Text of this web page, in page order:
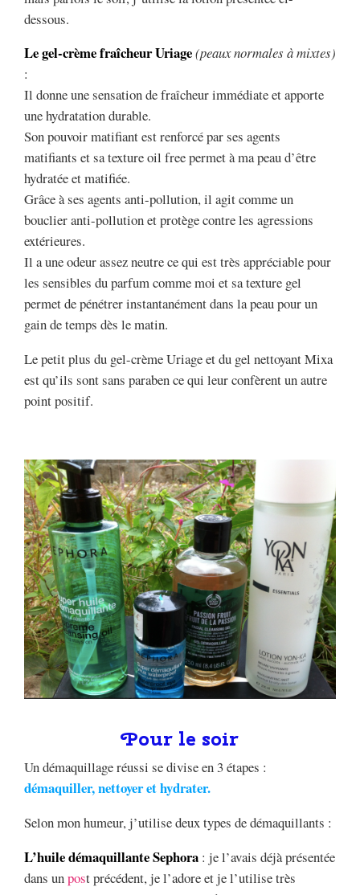
dessous.
Le gel-crème fraîcheur Uriage(peaux normales à mixtes)
:
Il donne une sensation de fraîcheur immédiate et apporte
une hydratation durable.
Son pouvoir matifiant est renforcé par ses agents
matifiants et sa texture oil free permet à ma peau d’être
hydratée et matifiée.
Grâce à ses agents anti-pollution, il agit comme un
bouclier anti-pollution et protège contre les agressions
extérieures.
Il a une odeur assez neutre ce qui est très appréciable pour
les sensibles du parfum comme moi et sa texture gel
permet de pénétrer instantanément dans la peau pour un
gain de temps dès le matin.
Le petit plus du gel-crème Uriage et du gel nettoyant Mixa
est qu’ils sont sans paraben ce qui leur confèrent un autre
point positif.
Pour le soir
Un démaquillage réussi se divise en 3 étapes :
démaquiller, nettoyer et hydrater.
Selon mon humeur, j’utilise deux types de démaquillants :
L’huile démaquillante Sephora : je l’avais déjà présentée
dans unpost précédent, je l’adore et je l’utilise très